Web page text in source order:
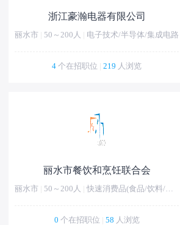
浙江豪瀚电器有限公司
丽水市 50～200人 电子技术/半导体/集成电路
4 个在招职位 219 人浏览
丽水市餐饮和烹饪联合会
丽水市 50～200人 快速消费品(食品/饮料/化妆品)
0 个在招职位 58 人浏览